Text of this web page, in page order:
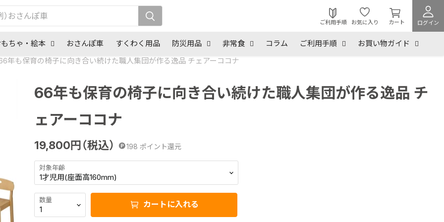
ご利用手順 お気に入り カート
カ
ー
を
ログイン
ちゃ・絵本 おさんぽ車 すくわく用品 防災用品 非常食 コラム ご利用手順
お買い物ガイド
年も保育の椅子に向き合い続けた職人集団が作る逸品 チェアーココナ
66年も保育の椅子に向き合い続けた職人集団が作る逸品 チ
ェアーココナ
19,800円（税込） 198 ポイント還元
対象年齢
数量 カートに入れる